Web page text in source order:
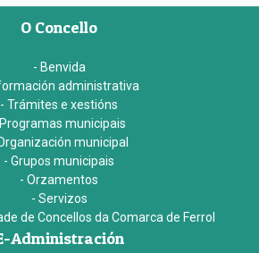
O Concello
- Benvida
administrativa
- Trámites e xestións
municipais
municipal
- Grupos municipais
- Orzamentos
- Servizos
de Concellos da Comarca de Ferrol
Administración